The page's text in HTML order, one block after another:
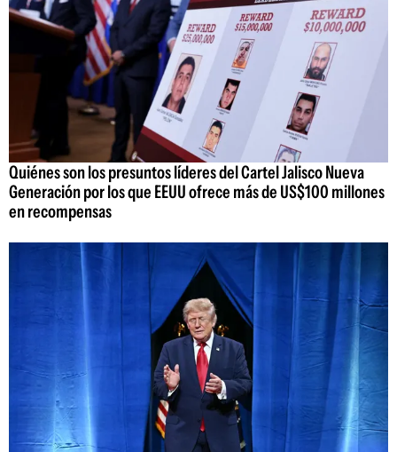
Quiénes son los presuntos líderes del Cartel Jalisco Nueva
Generación por los que EEUU ofrece más de US$100 millones
en recompensas